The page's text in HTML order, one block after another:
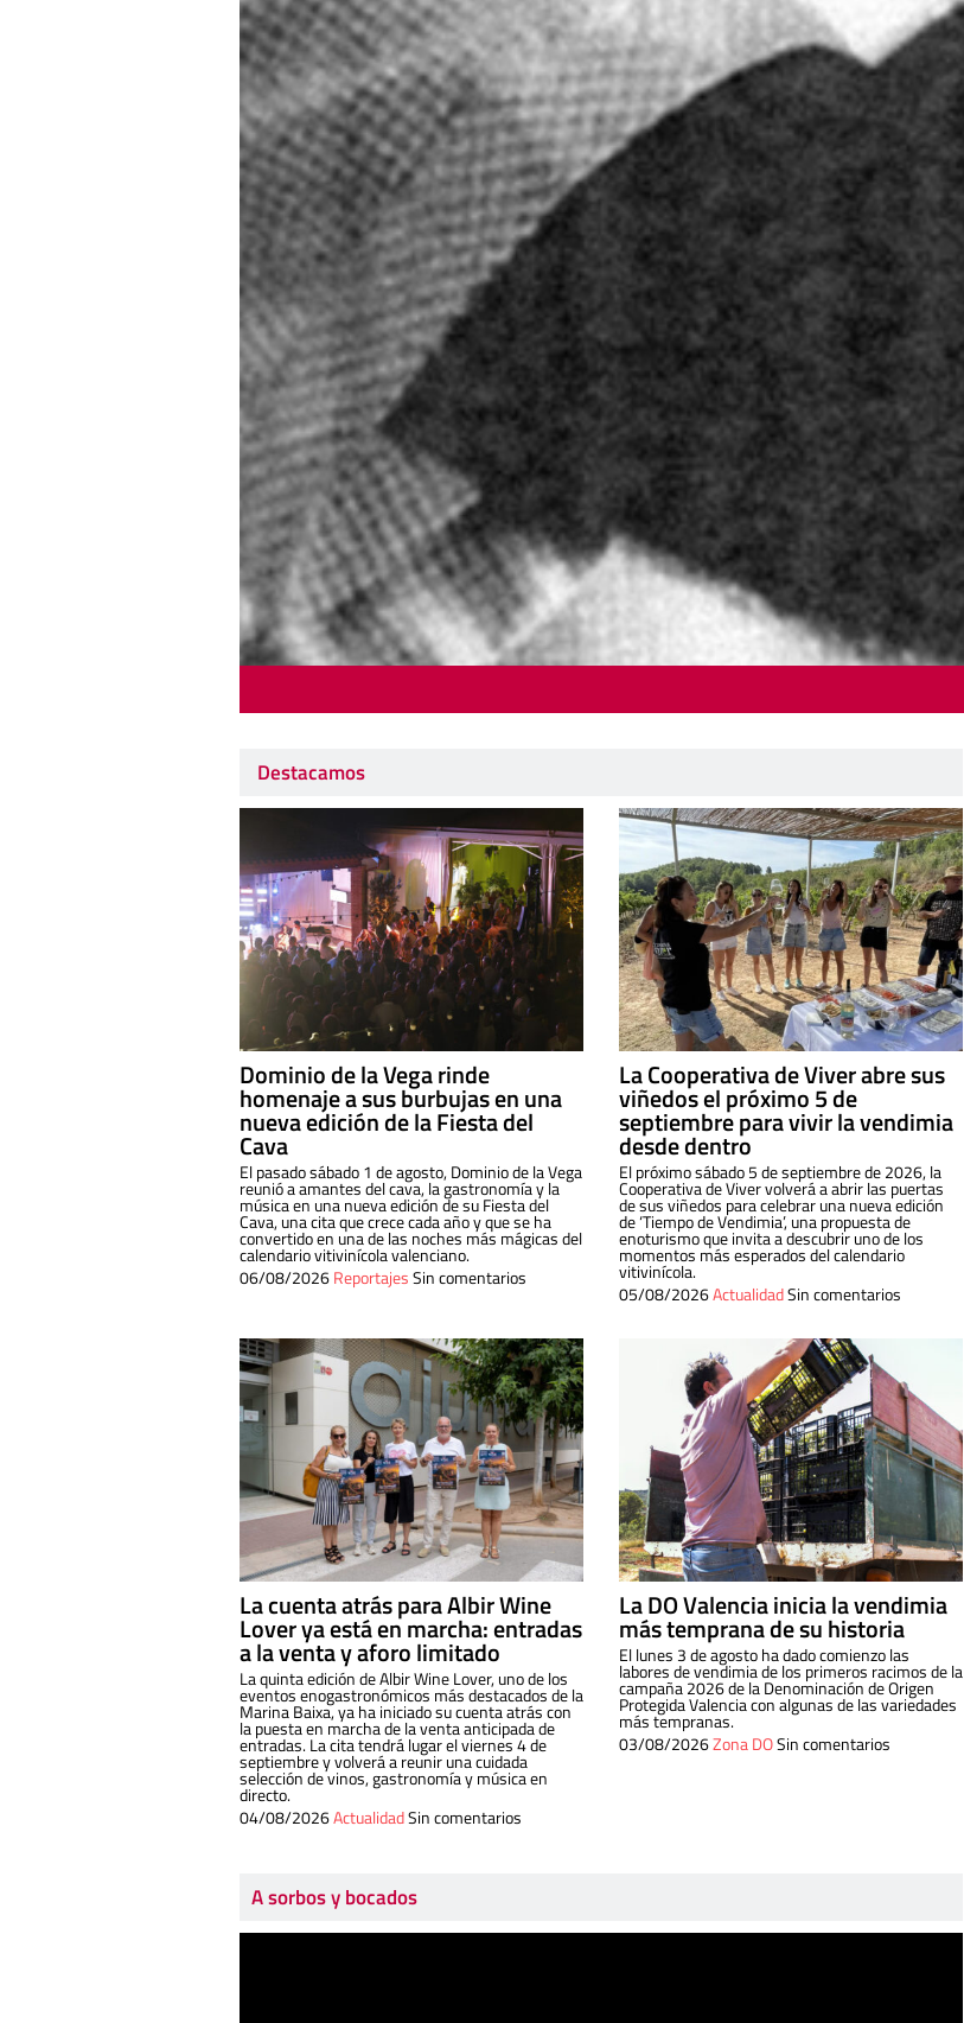
Destacamos
Dominio de la Vega rinde
homenaje a sus burbujas en una
nueva edición de la Fiesta del
Cava
El pasado sábado 1 de agosto, Dominio de la Vega
reunió a amantes del cava, la gastronomía y la
música en una nueva edición de su Fiesta del
Cava, una cita que crece cada año y que se ha
convertido en una de las noches más mágicas del
calendario vitivinícola valenciano.
06/08/2026ReportajesSin comentarios
La Cooperativa de Viver abre sus
viñedos el próximo 5 de
septiembre para vivir la vendimia
desde dentro
El próximo sábado 5 de septiembre de 2026, la
Cooperativa de Viver volverá a abrir las puertas
de sus viñedos para celebrar una nueva edición
de ‘Tiempo de Vendimia’, una propuesta de
enoturismo que invita a descubrir uno de los
momentos más esperados del calendario
vitivinícola.
05/08/2026ActualidadSin comentarios
La cuenta atrás para Albir Wine
Lover ya está en marcha: entradas
a la venta y aforo limitado
La quinta edición de Albir Wine Lover, uno de los
eventos enogastronómicos más destacados de la
Marina Baixa, ya ha iniciado su cuenta atrás con
la puesta en marcha de la venta anticipada de
entradas. La cita tendrá lugar el viernes 4 de
septiembre y volverá a reunir una cuidada
selección de vinos, gastronomía y música en
directo.
04/08/2026ActualidadSin comentarios
La DO Valencia inicia la vendimia
más temprana de su historia
El lunes 3 de agosto ha dado comienzo las
labores de vendimia de los primeros racimos de la
campaña 2026 de la Denominación de Origen
Protegida Valencia con algunas de las variedades
más tempranas.
03/08/2026Zona DOSin comentarios
A sorbos y bocados